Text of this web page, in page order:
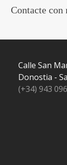
Contacte con
Calle San
Donostia -
(+34) 943